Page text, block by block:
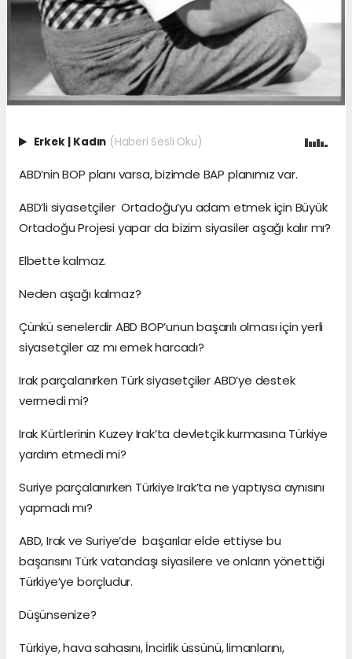
Erkek | Kadın (Haberi Sesli Oku)
ABD’nin BOP planı varsa, bizimde BAP planımız var.
ABD’li siyasetçiler Ortadoğu’yu adam etmek için Büyük
Ortadoğu Projesi yapar da bizim siyasiler aşağı kalır mı?
Elbette kalmaz.
Neden aşağı kalmaz?
Çünkü senelerdir ABD BOP’unun başarılı olması için yerli
siyasetçiler az mı emek harcadı?
Irak parçalanırken Türk siyasetçiler ABD’ye destek
vermedi mi?
Irak Kürtlerinin Kuzey Irak’ta devletçik kurmasına Türkiye
yardım etmedi mi?
Suriye parçalanırken Türkiye Irak’ta ne yaptıysa aynısını
yapmadı mı?
ABD, Irak ve Suriye’de başarılar elde ettiyse bu
başarısını Türk vatandaşı siyasilere ve onların yönettiği
Türkiye’ye borçludur.
Düşünsenize?
Türkiye, hava sahasını, İncirlik üssünü, limanlarını,